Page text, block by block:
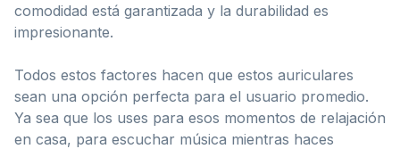
comodidad está garantizada y la durabilidad es
impresionante.
Todos estos factores hacen que estos auriculares
sean una opción perfecta para el usuario promedio.
Ya sea que los uses para esos momentos de relajación
en casa, para escuchar música mientras haces